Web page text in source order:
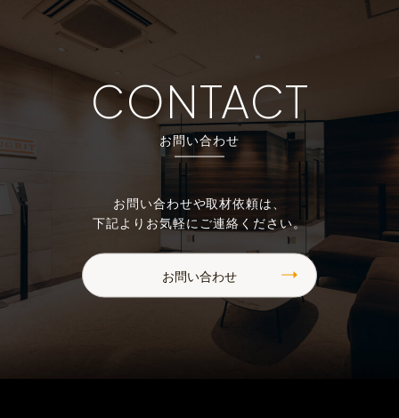
CONTACT
お問い合わせ
お問い合わせや取材依頼は、
下記よりお気軽にご連絡ください。
お問い合わせ